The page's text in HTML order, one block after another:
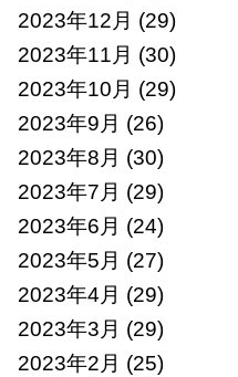
2023年12月 (29)
2023年11月 (30)
2023年10月 (29)
2023年9月 (26)
2023年8月 (30)
2023年7月 (29)
2023年6月 (24)
2023年5月 (27)
2023年4月 (29)
2023年3月 (29)
2023年2月 (25)